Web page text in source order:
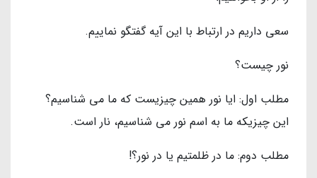
سعي داريم در ارتباط با اين آیه گفتگو نماييم.
نور چيست؟
مطلب اول: ايا نور همين چيزيست كه ما مي شناسيم؟
اين چيزيكه ما به اسم نور مي شناسيم، نار است.
مطلب دوم: ما در ظلمتيم يا در نور؟!